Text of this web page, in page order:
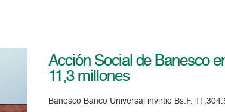
Acción Social de Banesco
11,3 millones
Banesco Banco Universal invirtió Bs.F.